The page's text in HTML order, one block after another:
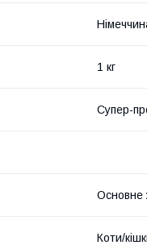
1 кг
Супер-
Основне
Коти/